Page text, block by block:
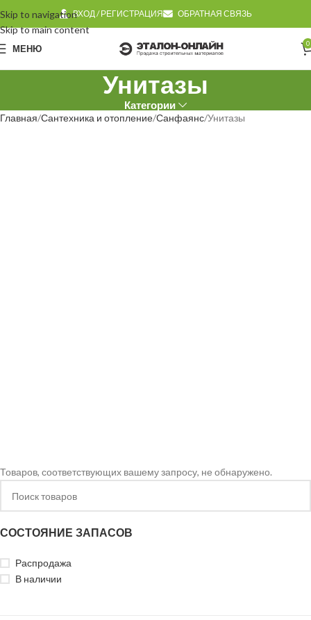
Skip to navigation
Skip to main content
ВХОД / РЕГИСТРАЦИЯ ОБРАТНАЯ СВЯЗЬ
МЕНЮ 0
Унитазы
Категории
СОСТОЯНИЕ ЗАПАСОВ
Распродажа
В наличии
Главная Сантехника и отопление Санфаянс Унитазы
Товаров, соответствующих вашему запросу, не обнаружено.